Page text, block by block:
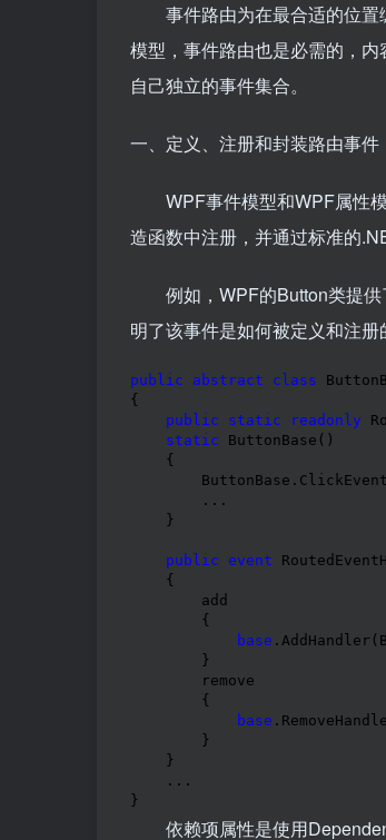
事件路由为在最合适的位置
模型，事件路由也是必需的，
自己独立的事件集合。
一、定义、注册和封装路由事件
WPF事件模型和WPF属性模
造函数中注册，并通过标准的
例如，WPF的Button类提供
明了该事件是如何被定义和注册
public abstract class
{
public
static readonly
static ButtonBase()
    {
        ButtonBase.ClickEvent
        ...
    }
public event
    {
        add
        {
base
        }
        remove
        {
base
        }
    }
    ...
}
依赖项属性是使用